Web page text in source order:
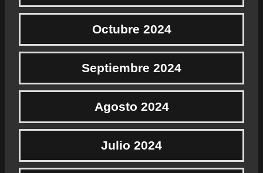
Octubre 2024
Septiembre 2024
Agosto 2024
Julio 2024